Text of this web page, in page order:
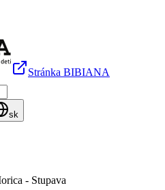
Stránka BIBIANA
sk
- Stupava